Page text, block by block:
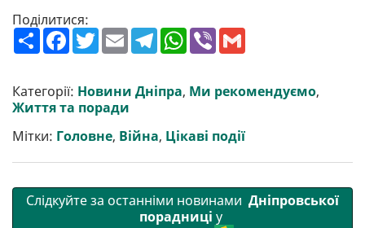
Поділитися:
П
о
р
и
т
F
a
b
o
o
T
w
t
e
r
E
m
l
T
e
g
r
W
h
s
A
V
r l
Категорії: Новини Дніпра, Ми рекомендуємо,
Життя та поради
Мітки: Головне, Війна, Цікаві події
Слідкуйте за останніми новинами Дніпровської
порадниці у